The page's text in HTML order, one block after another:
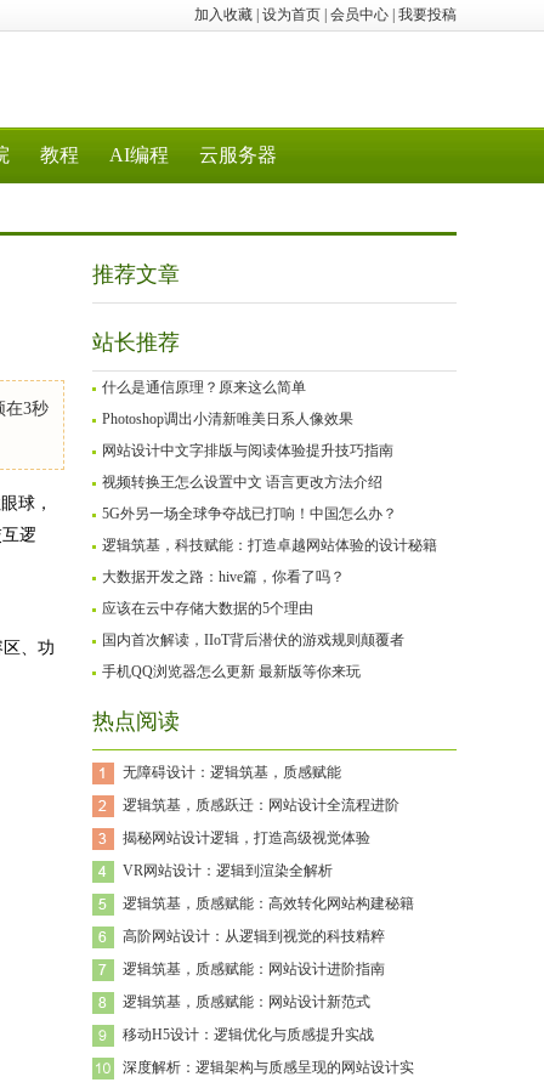
加入收藏 设为首页 会员中心 我要投稿
教程 AI编程 云服务器
在3秒
球，
逻
、功
推荐文章
站长推荐
什么是通信原理？原来这么简单
Photoshop调出小清新唯美日系人像效果
网站设计中文字排版与阅读体验提升技巧指南
视频转换王怎么设置中文 语言更改方法介绍
5G外另一场全球争夺战已打响！中国怎么办？
逻辑筑基，科技赋能：打造卓越网站体验的设计秘籍
大数据开发之路：hive篇，你看了吗？
应该在云中存储大数据的5个理由
国内首次解读，IIoT背后潜伏的游戏规则颠覆者
手机QQ浏览器怎么更新 最新版等你来玩
热点阅读
无障碍设计：逻辑筑基，质感赋能
逻辑筑基，质感跃迁：网站设计全流程进阶
揭秘网站设计逻辑，打造高级视觉体验
VR网站设计：逻辑到渲染全解析
逻辑筑基，质感赋能：高效转化网站构建秘籍
高阶网站设计：从逻辑到视觉的科技精粹
逻辑筑基，质感赋能：网站设计进阶指南
逻辑筑基，质感赋能：网站设计新范式
移动H5设计：逻辑优化与质感提升实战
深度解析：逻辑架构与质感呈现的网站设计实